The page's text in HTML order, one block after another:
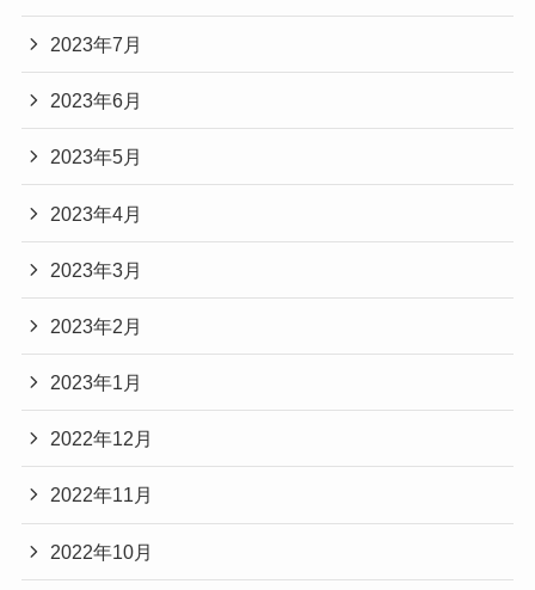
2023年7月
2023年6月
2023年5月
2023年4月
2023年3月
2023年2月
2023年1月
2022年12月
2022年11月
2022年10月